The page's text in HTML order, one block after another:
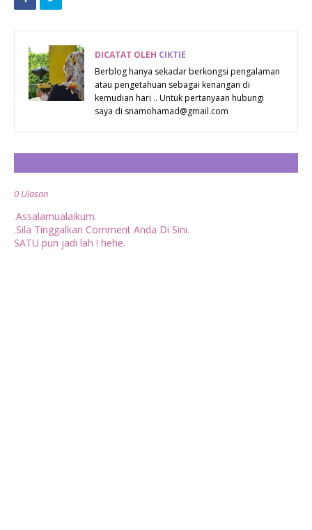
DICATAT OLEH CIKTIE
Berblog hanya sekadar berkongsi pengalaman
atau pengetahuan sebagai kenangan di
kemudian hari .. Untuk pertanyaan hubungi
saya di snamohamad@gmail.com
0 Ulasan
.Assalamualaikum.
.Sila Tinggalkan Comment Anda Di Sini.
SATU pun jadi lah ! hehe.